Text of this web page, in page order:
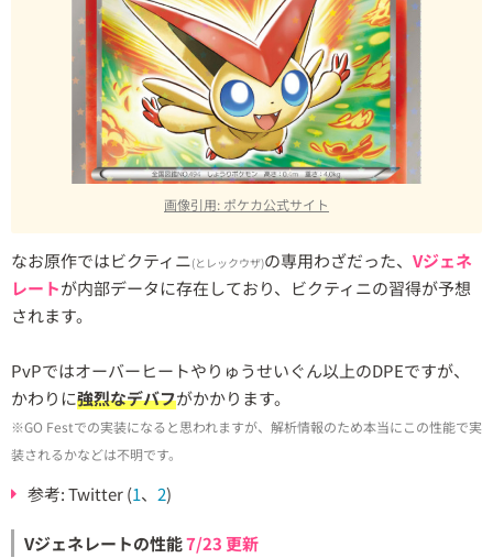
画像引用: ポケカ公式サイト
なお原作ではビクティニ(とレックウザ)の専用わざだった、 Vジェネ
レートが内部データに存在しており、ビクティニの習得が予想
されます。
PvPではオーバーヒートやりゅうせいぐん以上のDPEですが、
かわりに強烈なデバフがかかります。
※GO Festでの実装になると思われますが、解析情報のため本当にこの性能で実
装されるかなどは不明です。
参考: Twitter (1、 2)
Vジェネレートの性能7/23 更新